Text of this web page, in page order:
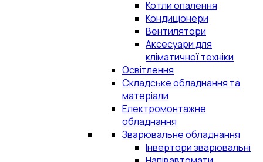
Котли опалення
Кондиціонери
Вентилятори
Аксесуари для
кліматичної техніки
Освітлення
Складське обладнання та
матеріали
Електромонтажне
обладнання
Зварювальне обладнання
Інвертори зварювальні